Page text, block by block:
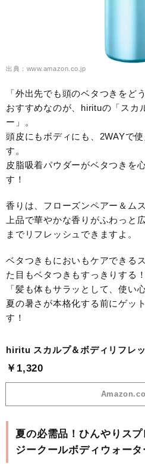
出典：www.amazon.co.jp
「外出先でも頭のベタつきを
おすすめなのが、hirituの「スカ
ー」。
頭皮にもボディにも、2WAYで
す。
皮脂吸着パウダーがベタつきを
す！
香りは、フローズンペアー＆ムス
上品で華やかな香りがふわっと
までリフレッシュできますよ。
ベタつきもにおいもケアできる
た目もベタつきもすっきりする
「髪も体もサラッとして、使い
夏の暑さが本格化する前にゲッ
す！
hiritu スカルプ＆ボディリフレ
￥1,320
夏の必需品！ひんやりス
ジークールボディウォータ